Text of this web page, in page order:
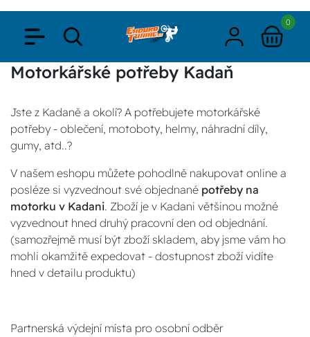
0
Motorkářské potřeby Kadaň
Jste z Kadaně a okolí? A potřebujete motorkářské
potřeby - oblečení, motoboty, helmy, náhradní díly,
gumy, atd..?
V našem eshopu můžete pohodlně nakupovat online a
posléze si vyzvednout své objednané potřeby na
motorku v Kadani. Zboží je v Kadani většinou možné
vyzvednout hned druhý pracovní den od objednání.
(samozřejmě musí být zboží skladem, aby jsme vám ho
mohli okamžitě expedovat - dostupnost zboží vidíte
hned v detailu produktu)
Partnerská výdejní místa pro osobní odběr